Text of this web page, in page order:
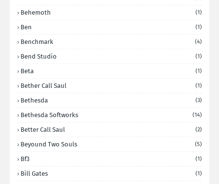
Behemoth (1)
Ben (1)
Benchmark (4)
Bend Studio (1)
Beta (1)
Bether Call Saul (1)
Bethesda (3)
Bethesda Softworks (14)
Better Call Saul (2)
Beyound Two Souls (5)
Bf3 (1)
Bill Gates (1)